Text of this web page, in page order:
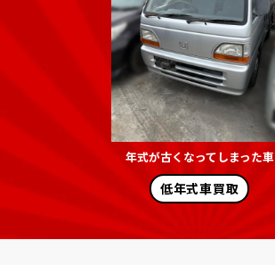
年式が古くなってしまった車
低年式車買取